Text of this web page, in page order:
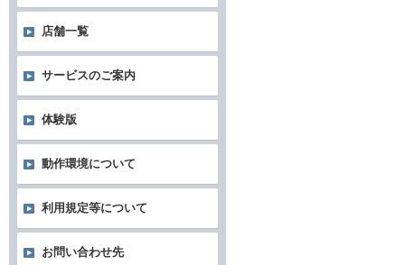
店舗一覧
サービスのご案内
体験版
動作環境について
利用規定等について
お問い合わせ先